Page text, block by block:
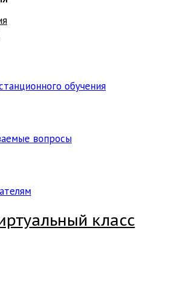
обучения
вопросы
класс